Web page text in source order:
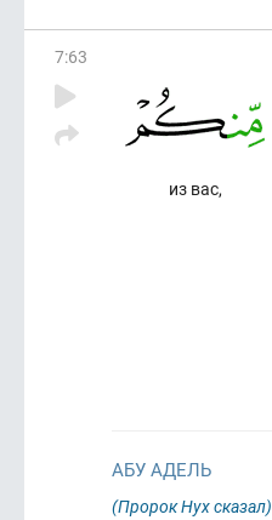
7:63
из вас,
АБУ АДЕЛЬ
(Пророк Нух сказал)